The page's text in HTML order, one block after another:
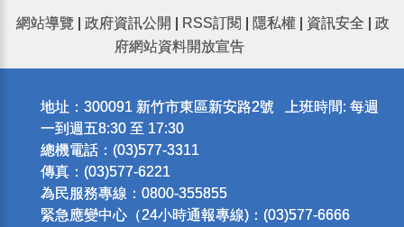
網站導覽 政府資訊公開 RSS訂閱 隱私權 資訊安全
政
府網站資料開放宣告
地址：300091 新竹市東區新安路2號 上班時間: 每週
一到週五8:30 至 17:30
總機電話：(03)577-3311
傳真：(03)577-6221
為民服務專線：0800-355855
緊急應變中心（24小時通報專線)：(03)577-6666